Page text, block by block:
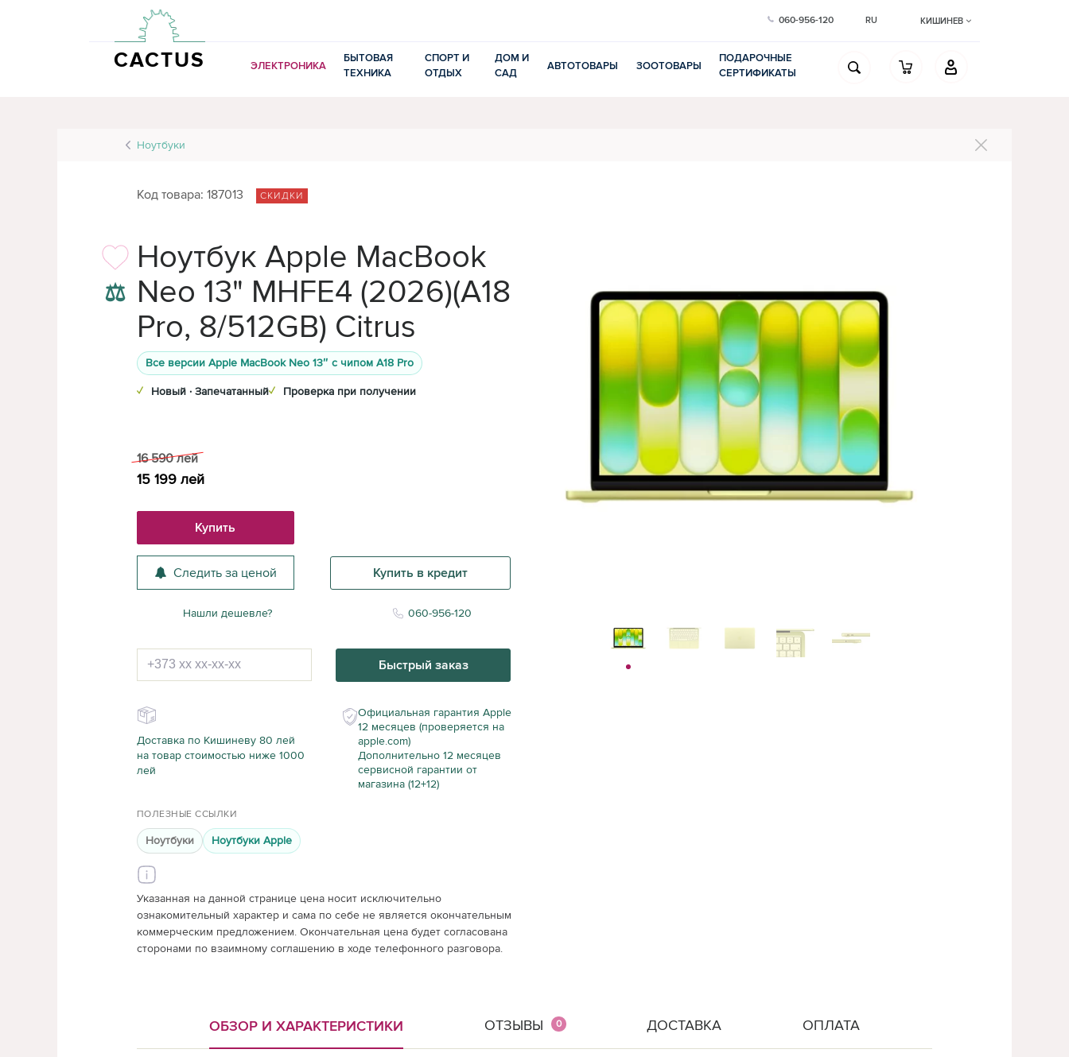
CACTUS
060-956-120 RU КИШИНЕВ
ЭЛЕКТРОНИКА
БЫТОВАЯ
ТЕХНИКА
СПОРТ И
ОТДЫХ
ДОМ И
САД
АВТОТОВАРЫ ЗООТОВАРЫ
ПОДАРОЧНЫЕ
СЕРТИФИКАТЫ
Ноутбуки
Код товара: 187013 СКИДКИ
⚖
Ноутбук Apple MacBook
Neo 13" MHFE4 (2026)(A18
Pro, 8/512GB) Citrus
Все версии Apple MacBook Neo 13″ с чипом A18 Pro
✓ Новый · Запечатанный✓ Проверка при получении
16 590 лей
15 199 лей
Купить
Следить за ценой Купить в кредит
Нашли дешевле? 060-956-120
Быстрый заказ
Доставка по Кишиневу 80 лей
на товар стоимостью ниже 1000
лей
Официальная гарантия Apple
12 месяцев (проверяется на
apple.com)
Дополнительно 12 месяцев
сервисной гарантии от
магазина (12+12)
ПОЛЕЗНЫЕ ССЫЛКИ
Ноутбуки Ноутбуки Apple
Указанная на данной странице цена носит исключительно
ознакомительный характер и сама по себе не является окончательным
коммерческим предложением. Окончательная цена будет согласована
сторонами по взаимному соглашению в ходе телефонного разговора.
ОБЗОР И ХАРАКТЕРИСТИКИ ОТЗЫВЫ 0 ДОСТАВКА ОПЛАТА